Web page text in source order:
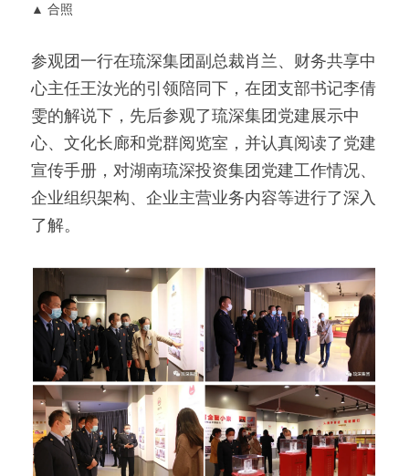
▲ 合照
参观团一行在琉深集团副总裁肖兰、财务共享中
心主任王汝光的引领陪同下，在团支部书记李倩
雯的解说下，先后参观了琉深集团党建展示中
心、文化长廊和党群阅览室，并认真阅读了党建
宣传手册，对湖南琉深投资集团党建工作情况、
企业组织架构、企业主营业务内容等进行了深入
了解。